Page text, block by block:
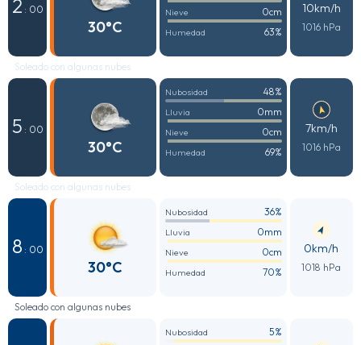
2 : 00
30°C
Nieve 0cm
Humedad 63%
10km/h
1016 hPa
Soleado con algunas nubes
5 : 00
30°C
Nubosidad 48%
Lluvia 0mm
Nieve 0cm
Humedad 69%
7km/h
1016 hPa
Soleado con algunas nubes
8 : 00
30°C
Nubosidad 36%
Lluvia 0mm
Nieve 0cm
Humedad 70%
0km/h
1018 hPa
Soleado con algunas nubes
Nubosidad 5%